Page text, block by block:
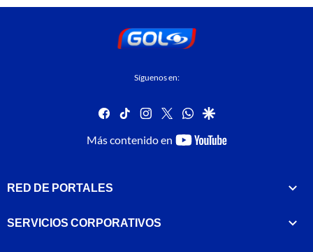
Síguenos en:
facebook
tiktok instagram
twitterwhatsapp
google
Más contenido en
youtube-
RED DE PORTALES
SERVICIOS CORPORATIVOS